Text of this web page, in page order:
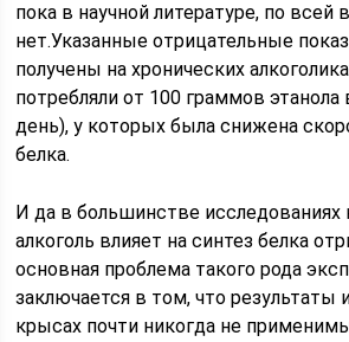
пока в научной литературе, по всей
нет.Указанные отрицательные
получены на хронических
потребляли от 100 граммов
день), у которых была снижена
белка.
И да в большинстве исследованиях
алкоголь влияет на синтез белка
основная проблема такого рода
заключается в том, что результаты
крысах почти никогда не